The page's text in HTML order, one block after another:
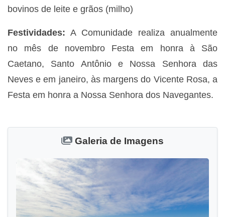
bovinos de leite e grãos (milho)
Festividades: A Comunidade realiza anualmente
no mês de novembro Festa em honra à São
Caetano, Santo Antônio e Nossa Senhora das
Neves e em janeiro, às margens do Vicente Rosa, a
Festa em honra a Nossa Senhora dos Navegantes.
Galeria de Imagens